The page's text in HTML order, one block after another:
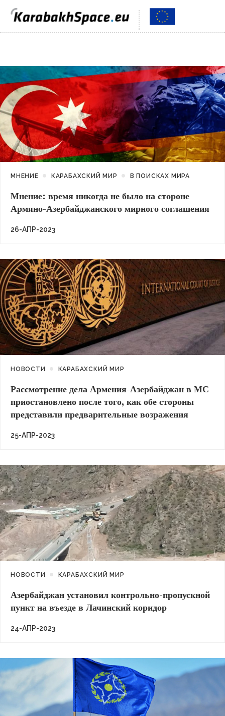
МНЕНИЕ КАРАБАХСКИЙ МИР В ПОИСКАХ МИРА
Мнение: время никогда не было на стороне
Армяно-Азербайджанского мирного соглашения
26-АПР-2023
НОВОСТИ КАРАБАХСКИЙ МИР
Рассмотрение дела Армения-Азербайджан в МС
приостановлено после того, как обе стороны
представили предварительные возражения
25-АПР-2023
НОВОСТИ КАРАБАХСКИЙ МИР
Азербайджан установил контрольно-пропускной
пункт на въезде в Лачинский коридор
24-АПР-2023